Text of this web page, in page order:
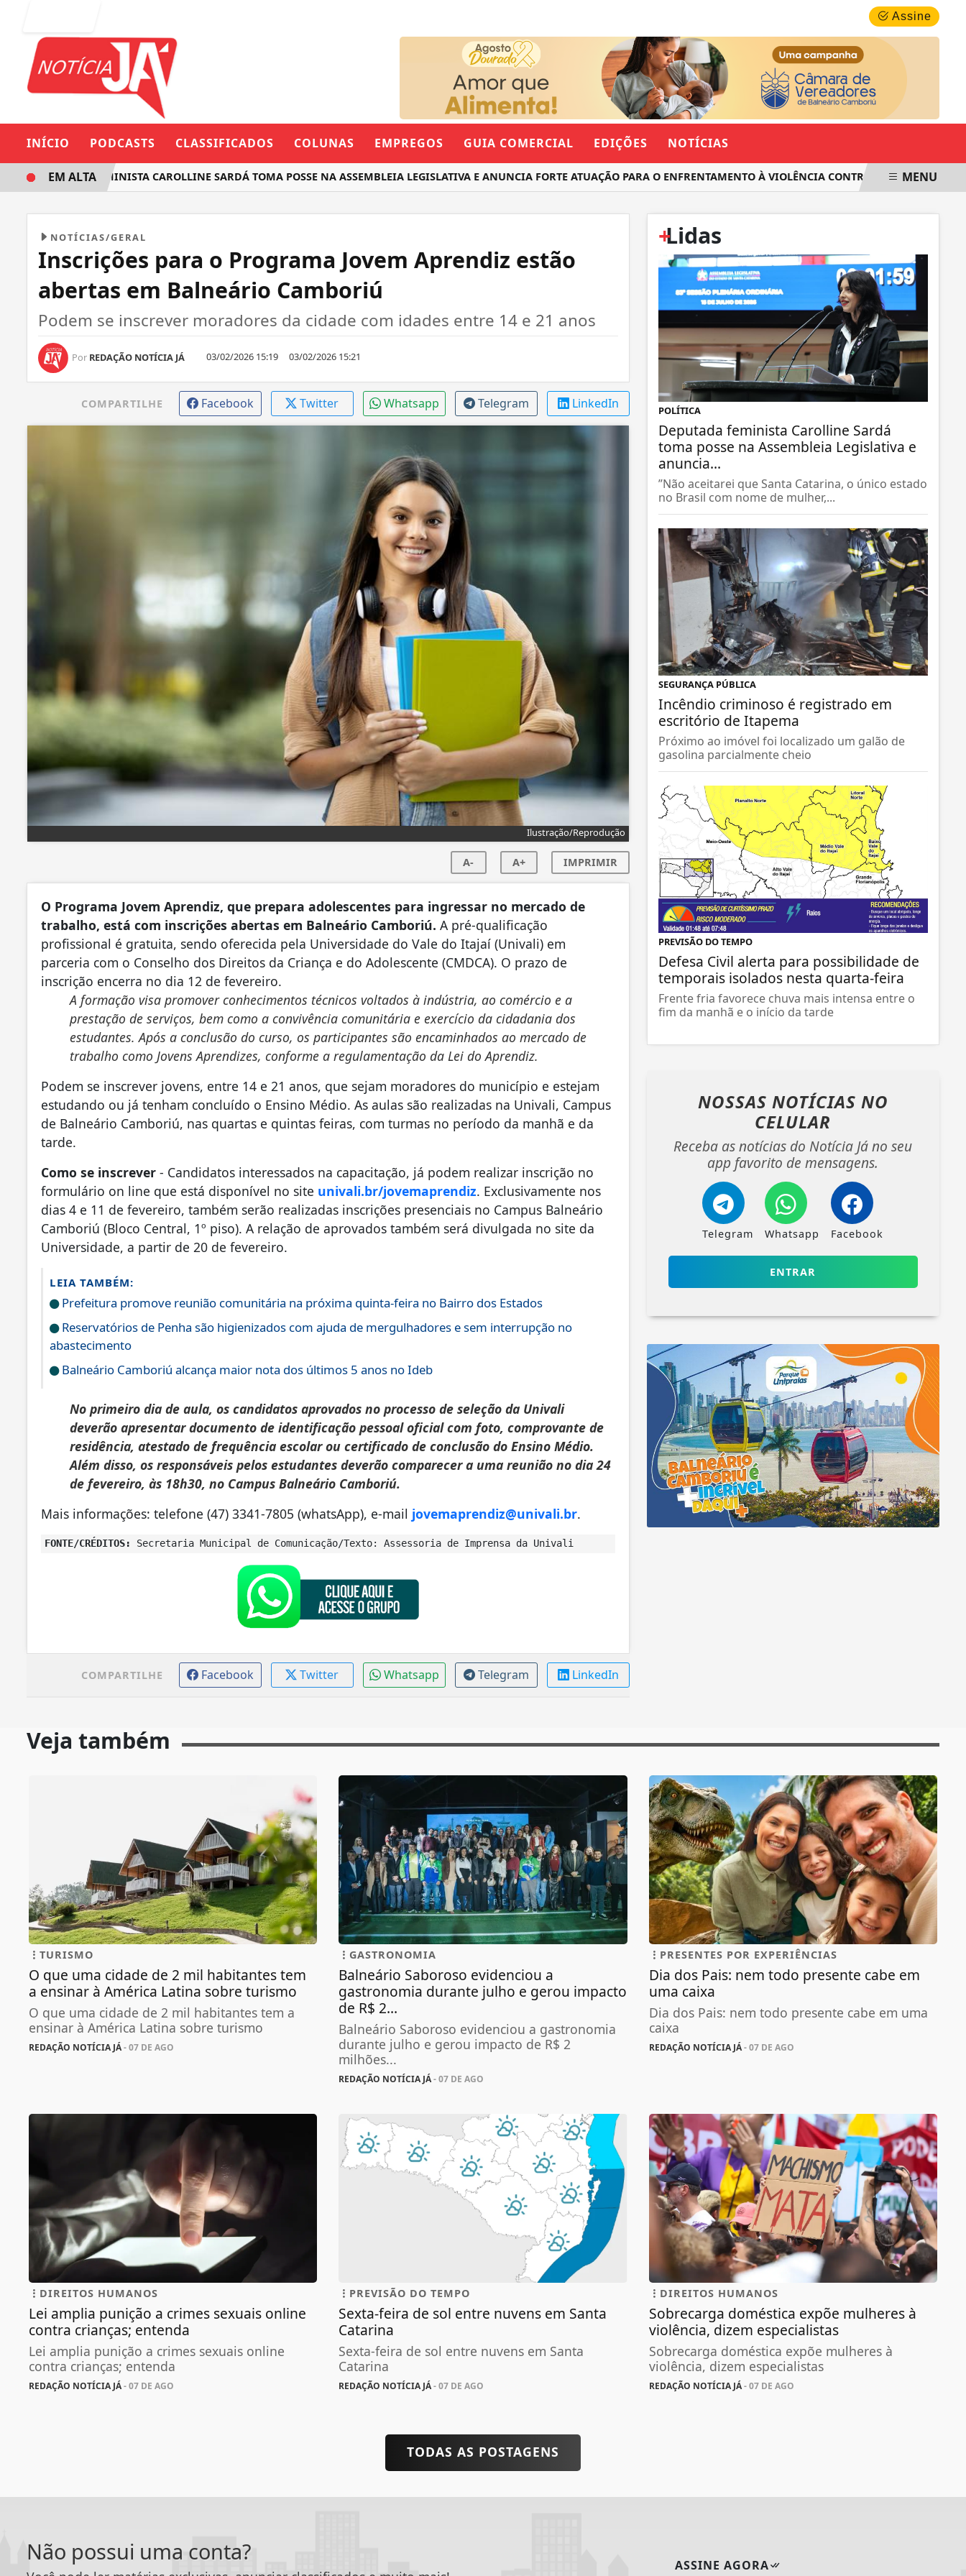
Assine
INÍCIO PODCASTS CLASSIFICADOS COLUNAS EMPREGOS GUIA COMERCIAL EDIÇÕES NOTÍCIAS
DEPUTADA FEMINISTA CAROLLINE SARDÁ TOMA POSSE NA ASSEMBLEIA LEGISLATIVA E ANUNCIA FORTE ATUAÇÃO PARA O ENFRENTAMENTO À VIOLÊNCIA CONTRA AS MULHERES EM
EM ALTA MENU
NOTÍCIAS/GERAL
Inscrições para o Programa Jovem Aprendiz estão
abertas em Balneário Camboriú
Podem se inscrever moradores da cidade com idades entre 14 e 21 anos
Por REDAÇÃO NOTÍCIA JÁ 03/02/2026 15:19 03/02/2026 15:21
COMPARTILHE Facebook Twitter Whatsapp Telegram LinkedIn
Ilustração/Reprodução
A- A+ IMPRIMIR
O Programa Jovem Aprendiz, que prepara adolescentes para ingressar no mercado de
trabalho, está com inscrições abertas em Balneário Camboriú. A pré-qualificação
profissional é gratuita, sendo oferecida pela Universidade do Vale do Itajaí (Univali) em
parceria com o Conselho dos Direitos da Criança e do Adolescente (CMDCA). O prazo de
inscrição encerra no dia 12 de fevereiro.
A formação visa promover conhecimentos técnicos voltados à indústria, ao comércio e a
prestação de serviços, bem como a convivência comunitária e exercício da cidadania dos
estudantes. Após a conclusão do curso, os participantes são encaminhados ao mercado de
trabalho como Jovens Aprendizes, conforme a regulamentação da Lei do Aprendiz.
Podem se inscrever jovens, entre 14 e 21 anos, que sejam moradores do município e estejam
estudando ou já tenham concluído o Ensino Médio. As aulas são realizadas na Univali, Campus
de Balneário Camboriú, nas quartas e quintas feiras, com turmas no período da manhã e da
tarde.
Como se inscrever - Candidatos interessados na capacitação, já podem realizar inscrição no
formulário on line que está disponível no site univali.br/jovemaprendiz. Exclusivamente nos
dias 4 e 11 de fevereiro, também serão realizadas inscrições presenciais no Campus Balneário
Camboriú (Bloco Central, 1º piso). A relação de aprovados também será divulgada no site da
Universidade, a partir de 20 de fevereiro.
LEIA TAMBÉM:
Prefeitura promove reunião comunitária na próxima quinta-feira no Bairro dos Estados
Reservatórios de Penha são higienizados com ajuda de mergulhadores e sem interrupção no
abastecimento
Balneário Camboriú alcança maior nota dos últimos 5 anos no Ideb
No primeiro dia de aula, os candidatos aprovados no processo de seleção da Univali
deverão apresentar documento de identificação pessoal oficial com foto, comprovante de
residência, atestado de frequência escolar ou certificado de conclusão do Ensino Médio.
Além disso, os responsáveis pelos estudantes deverão comparecer a uma reunião no dia 24
de fevereiro, às 18h30, no Campus Balneário Camboriú.
Mais informações: telefone (47) 3341-7805 (whatsApp), e-mail jovemaprendiz@univali.br.
FONTE/CRÉDITOS: Secretaria Municipal de Comunicação/Texto: Assessoria de Imprensa da Univali
COMPARTILHE Facebook Twitter Whatsapp Telegram LinkedIn
+
Lidas
POLÍTICA
Deputada feminista Carolline Sardá
toma posse na Assembleia Legislativa e
anuncia...
”Não aceitarei que Santa Catarina, o único estado
no Brasil com nome de mulher,...
SEGURANÇA PÚBLICA
Incêndio criminoso é registrado em
escritório de Itapema
Próximo ao imóvel foi localizado um galão de
gasolina parcialmente cheio
PREVISÃO DO TEMPO
Defesa Civil alerta para possibilidade de
temporais isolados nesta quarta-feira
Frente fria favorece chuva mais intensa entre o
fim da manhã e o início da tarde
NOSSAS NOTÍCIAS NO
CELULAR
Receba as notícias do Notícia Já no seu
app favorito de mensagens.
Telegram Whatsapp Facebook
ENTRAR
Veja também
TURISMO
O que uma cidade de 2 mil habitantes tem
a ensinar à América Latina sobre turismo
O que uma cidade de 2 mil habitantes tem a
ensinar à América Latina sobre turismo
REDAÇÃO NOTÍCIA JÁ- 07 DE AGO
GASTRONOMIA
Balneário Saboroso evidenciou a
gastronomia durante julho e gerou impacto
de R$ 2...
Balneário Saboroso evidenciou a gastronomia
durante julho e gerou impacto de R$ 2
milhões...
REDAÇÃO NOTÍCIA JÁ- 07 DE AGO
PRESENTES POR EXPERIÊNCIAS
Dia dos Pais: nem todo presente cabe em
uma caixa
Dia dos Pais: nem todo presente cabe em uma
caixa
REDAÇÃO NOTÍCIA JÁ- 07 DE AGO
DIREITOS HUMANOS
Lei amplia punição a crimes sexuais online
contra crianças; entenda
Lei amplia punição a crimes sexuais online
contra crianças; entenda
REDAÇÃO NOTÍCIA JÁ- 07 DE AGO
PREVISÃO DO TEMPO
Sexta-feira de sol entre nuvens em Santa
Catarina
Sexta-feira de sol entre nuvens em Santa
Catarina
REDAÇÃO NOTÍCIA JÁ- 07 DE AGO
DIREITOS HUMANOS
Sobrecarga doméstica expõe mulheres à
violência, dizem especialistas
Sobrecarga doméstica expõe mulheres à
violência, dizem especialistas
REDAÇÃO NOTÍCIA JÁ- 07 DE AGO
TODAS AS POSTAGENS
Não possui uma conta? ASSINE AGORA